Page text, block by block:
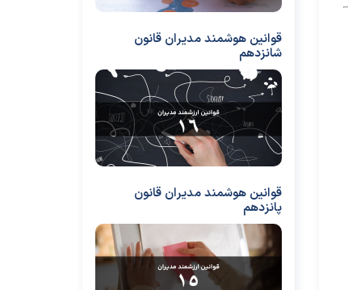
قوانین هوشمند مدیران قانون
شانزدهم
قوانین هوشمند مدیران قانون
پانزدهم